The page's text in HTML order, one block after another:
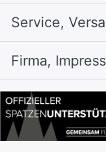
Service,
Firma,